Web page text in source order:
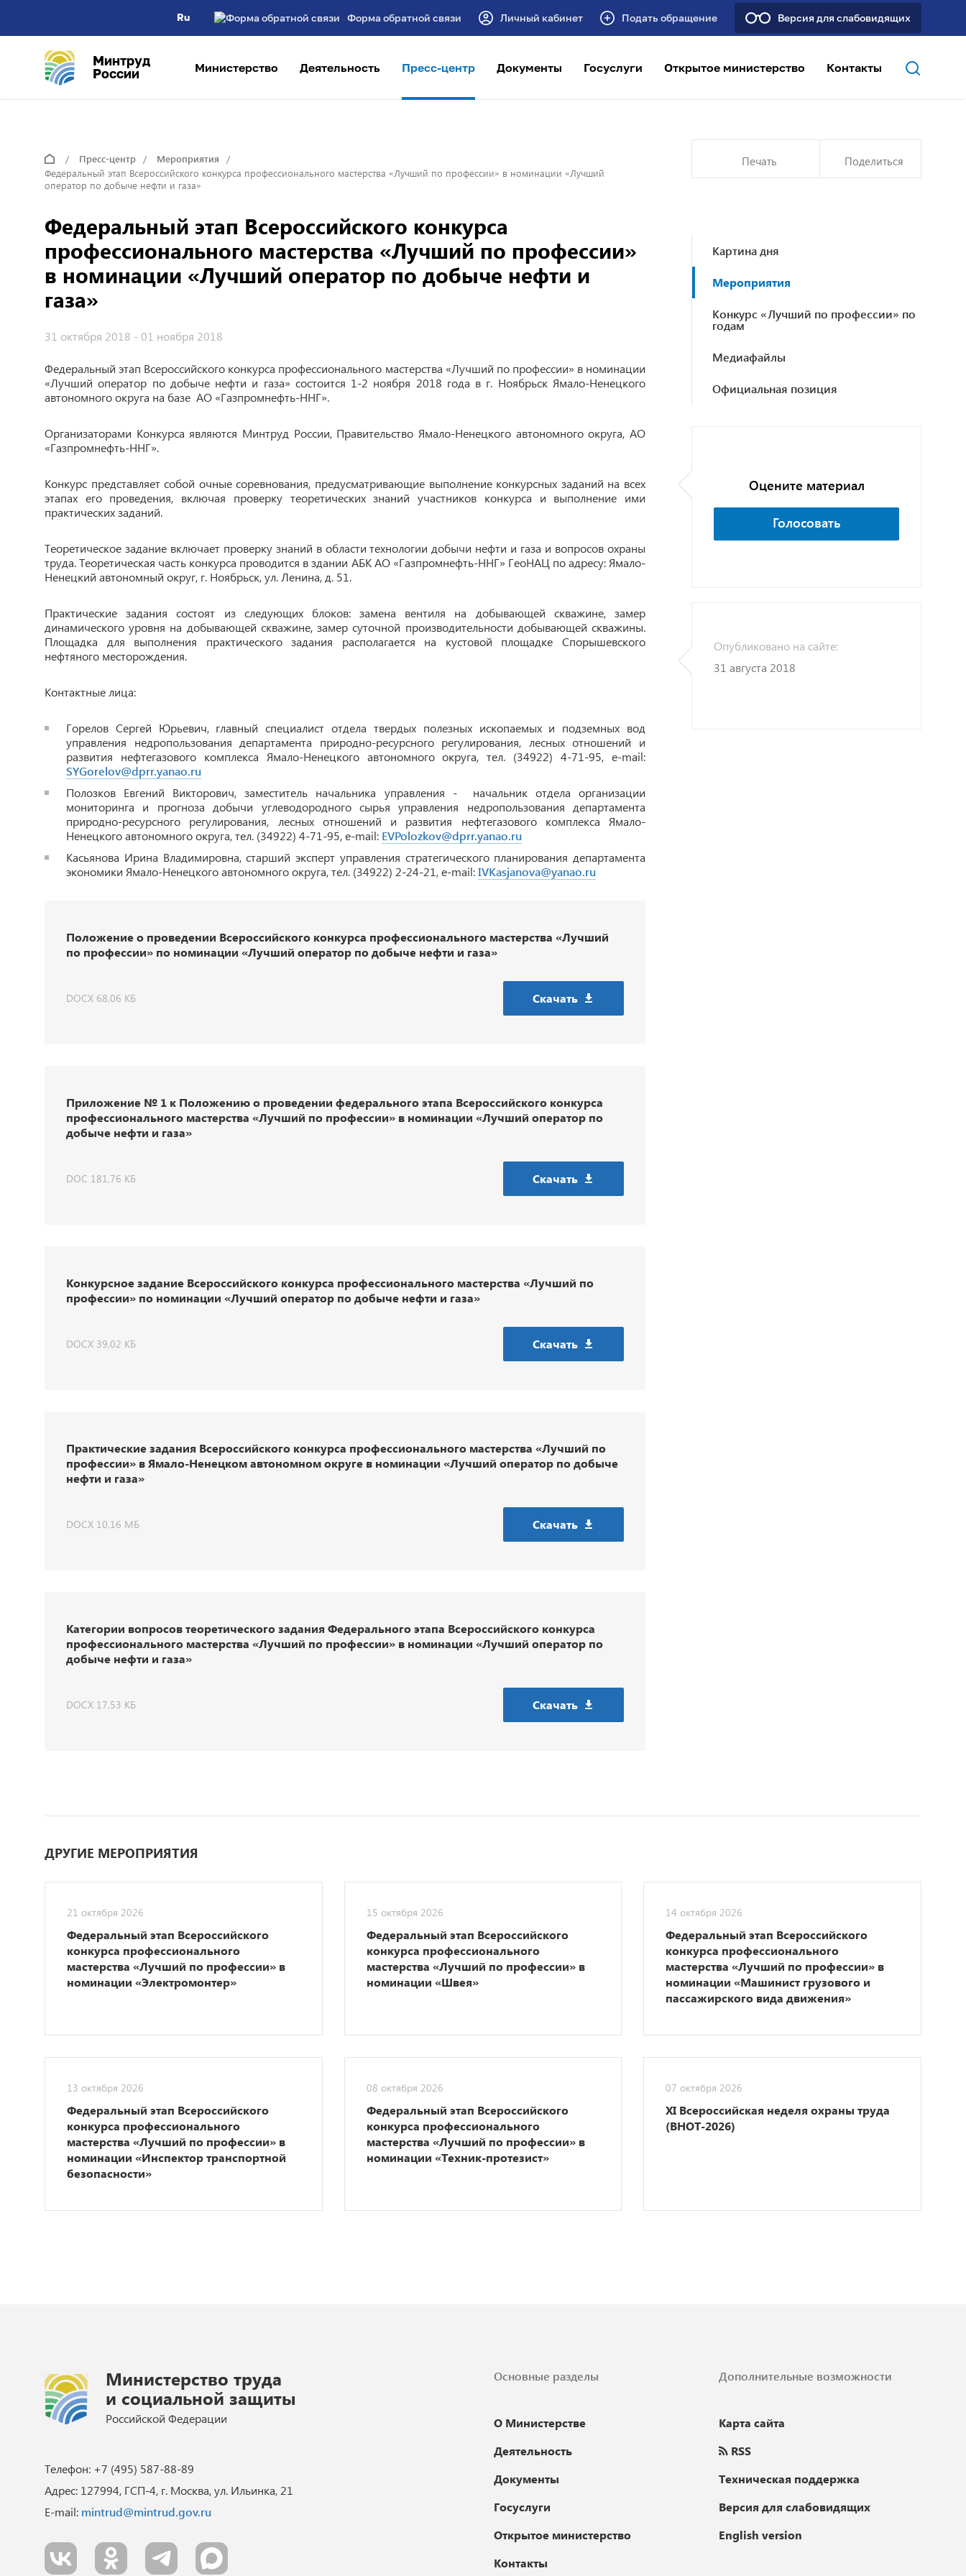
Ru Форма обратной связи Личный кабинет Подать обращение Версия для слабовидящих
Минтруд
России
Министерство Деятельность Пресс-центр Документы Госуслуги Открытое министерство Контакты
Пресс-центр
Мероприятия
Федеральный этап Всероссийского конкурса профессионального мастерства «Лучший по профессии» в номинации «Лучший
оператор по добыче нефти и газа»
Печать Поделиться
Федеральный этап Всероссийского конкурса
профессионального мастерства «Лучший по профессии»
в номинации «Лучший оператор по добыче нефти и
газа»
31 октября 2018 - 01 ноября 2018
Федеральный этап Всероссийского конкурса профессионального мастерства «Лучший по профессии» в номинации
«Лучший оператор по добыче нефти и газа» состоится 1-2 ноября 2018 года в г. Ноябрьск Ямало-Ненецкого
автономного округа на базе АО «Газпромнефть-ННГ».
Организаторами Конкурса являются Минтруд России, Правительство Ямало-Ненецкого автономного округа, АО
«Газпромнефть-ННГ».
Конкурс представляет собой очные соревнования, предусматривающие выполнение конкурсных заданий на всех
этапах его проведения, включая проверку теоретических знаний участников конкурса и выполнение ими
практических заданий.
Теоретическое задание включает проверку знаний в области технологии добычи нефти и газа и вопросов охраны
труда. Теоретическая часть конкурса проводится в здании АБК АО «Газпромнефть-ННГ» ГеоНАЦ по адресу: Ямало-
Ненецкий автономный округ, г. Ноябрьск, ул. Ленина, д. 51.
Практические задания состоят из следующих блоков: замена вентиля на добывающей скважине, замер
динамического уровня на добывающей скважине, замер суточной производительности добывающей скважины.
Площадка для выполнения практического задания располагается на кустовой площадке Спорышевского
нефтяного месторождения.
Контактные лица:
Горелов Сергей Юрьевич, главный специалист отдела твердых полезных ископаемых и подземных вод
управления недропользования департамента природно-ресурсного регулирования, лесных отношений и
развития нефтегазового комплекса Ямало-Ненецкого автономного округа, тел. (34922) 4-71-95, e-mail:
SYGorelov@dprr.yanao.ru
Полозков Евгений Викторович, заместитель начальника управления - начальник отдела организации
мониторинга и прогноза добычи углеводородного сырья управления недропользования департамента
природно-ресурсного регулирования, лесных отношений и развития нефтегазового комплекса Ямало-
Ненецкого автономного округа, тел. (34922) 4-71-95, e-mail: EVPolozkov@dprr.yanao.ru
Касьянова Ирина Владимировна, старший эксперт управления стратегического планирования департамента
экономики Ямало-Ненецкого автономного округа, тел. (34922) 2-24-21, e-mail:IVKasjanova@yanao.ru
Положение о проведении Всероссийского конкурса профессионального мастерства «Лучший
по профессии» по номинации «Лучший оператор по добыче нефти и газа»
DOCX 68,06 КБ Скачать
Приложение № 1 к Положению о проведении федерального этапа Всероссийского конкурса
профессионального мастерства «Лучший по профессии» в номинации «Лучший оператор по
добыче нефти и газа»
DOC 181,76 КБ Скачать
Конкурсное задание Всероссийского конкурса профессионального мастерства «Лучший по
профессии» по номинации «Лучший оператор по добыче нефти и газа»
DOCX 39,02 КБ Скачать
Практические задания Всероссийского конкурса профессионального мастерства «Лучший по
профессии» в Ямало-Ненецком автономном округе в номинации «Лучший оператор по добыче
нефти и газа»
DOCX 10,16 МБ Скачать
Категории вопросов теоретического задания Федерального этапа Всероссийского конкурса
профессионального мастерства «Лучший по профессии» в номинации «Лучший оператор по
добыче нефти и газа»
DOCX 17,53 КБ Скачать
Картина дня
Мероприятия
Конкурс «Лучший по профессии» по
годам
Медиафайлы
Официальная позиция
Оцените материал
Голосовать
Опубликовано на сайте:
31 августа 2018
ДРУГИЕ МЕРОПРИЯТИЯ
21 октября 2026
Федеральный этап Всероссийского
конкурса профессионального
мастерства «Лучший по профессии» в
номинации «Электромонтер»
15 октября 2026
Федеральный этап Всероссийского
конкурса профессионального
мастерства «Лучший по профессии» в
номинации «Швея»
14 октября 2026
Федеральный этап Всероссийского
конкурса профессионального
мастерства «Лучший по профессии» в
номинации «Машинист грузового и
пассажирского вида движения»
13 октября 2026
Федеральный этап Всероссийского
конкурса профессионального
мастерства «Лучший по профессии» в
номинации «Инспектор транспортной
безопасности»
08 октября 2026
Федеральный этап Всероссийского
конкурса профессионального
мастерства «Лучший по профессии» в
номинации «Техник-протезист»
07 октября 2026
XI Всероссийская неделя охраны труда
(ВНОТ-2026)
Министерство труда
и социальной защиты
Российской Федерации
Телефон: +7 (495) 587-88-89
Адрес: 127994, ГСП-4, г. Москва, ул. Ильинка, 21
E-mail: mintrud@mintrud.gov.ru
Основные разделы
О Министерстве
Деятельность
Документы
Госуслуги
Открытое министерство
Контакты
Дополнительные возможности
Карта сайта
RSS
Техническая поддержка
Версия для слабовидящих
English version